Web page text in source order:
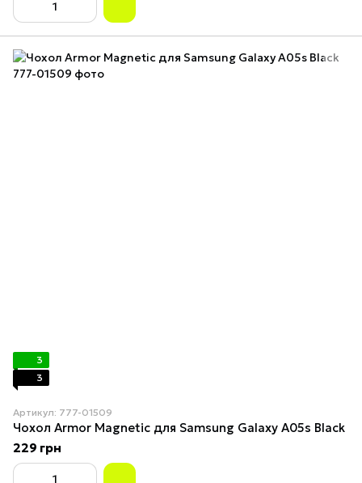
3
3
Артикул: 777-01509
Чохол Armor Magnetic для Samsung Galaxy A05s Black
229 грн